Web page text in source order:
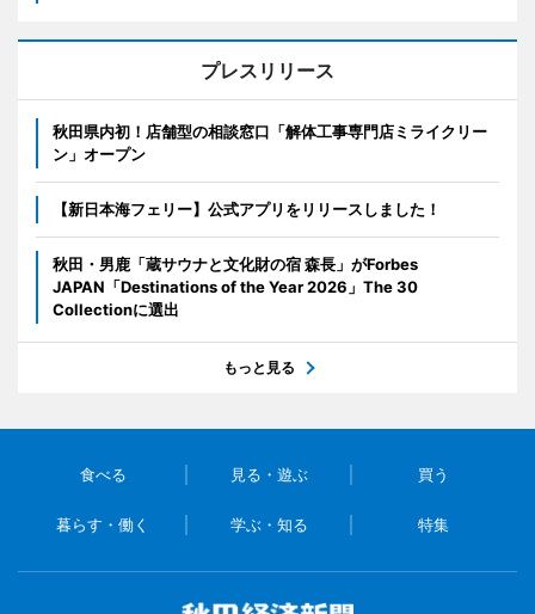
プレスリリース
秋田県内初！店舗型の相談窓口「解体工事専門店ミライクリー
ン」オープン
【新日本海フェリー】公式アプリをリリースしました！
秋田・男鹿「蔵サウナと文化財の宿 森長」がForbes
JAPAN「Destinations of the Year 2026」The 30
Collectionに選出
もっと見る
食べる 見る・遊ぶ 買う
暮らす・働く 学ぶ・知る 特集